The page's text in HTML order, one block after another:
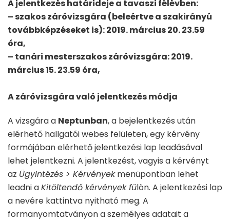
A jelentkezés határideje a tavaszi félévben:
– szakos záróvizsgára (beleértve a szakirányú
továbbképzéseket is): 2019. március 20. 23.59
óra,
– tanári mesterszakos záróvizsgára: 2019.
március 15. 23.59 óra,
A záróvizsgára való jelentkezés módja
A vizsgára a Neptunban, a bejelentkezés után
elérhető hallgatói webes felületen, egy kérvény
formájában elérhető jelentkezési lap leadásával
lehet jelentkezni. A jelentkezést, vagyis a kérvényt
az Ügyintézés > Kérvényekmenüpontban lehet
leadni aKitöltendő kérvények fülön. A jelentkezési lap
a nevére kattintva nyitható meg. A
formanyomtatványon a személyes adatait a